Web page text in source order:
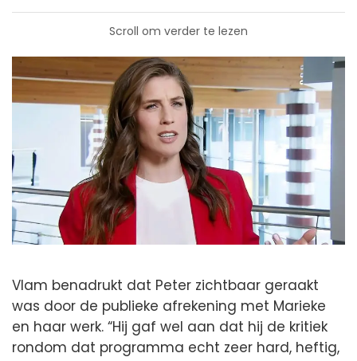
Scroll om verder te lezen
Vlam benadrukt dat Peter zichtbaar geraakt
was door de publieke afrekening met Marieke
en haar werk. “Hij gaf wel aan dat hij de kritiek
rondom dat programma echt zeer hard, heftig,